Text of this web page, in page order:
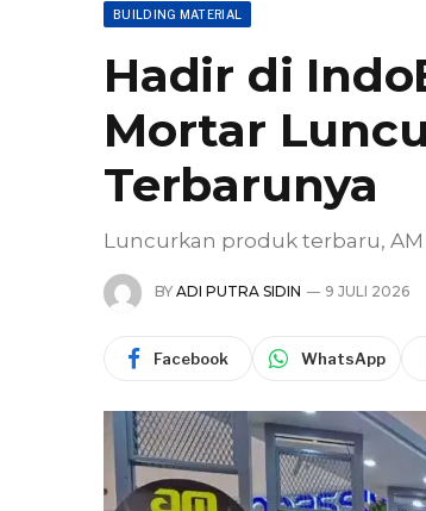
BUILDING MATERIAL
Hadir di
Mortar
Terbarunya
Luncurkan produk terbaru, AM
BY ADI PUTRA SIDIN 9 JULI 2026
Facebook WhatsApp